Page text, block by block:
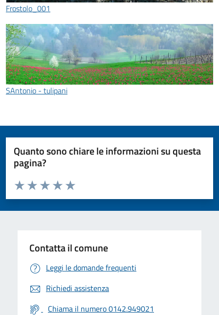
Frostolo_001
SAntonio - tulipani
Quanto sono chiare le informazioni su questa
pagina?
Valuta da 1 a 5 stelle la pagina
Valuta 5 stelle su 5
Valuta 4 stelle su 5
Valuta 3 stelle su 5
Valuta 2 stelle su 5
Valuta 1 stelle su 5
Contatta il comune
Leggi le domande frequenti
Richiedi assistenza
Chiama il numero 0142.949021